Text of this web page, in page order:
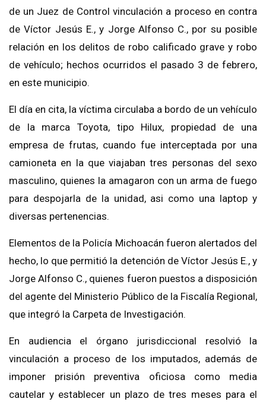
de un Juez de Control vinculación a proceso en contra
de Víctor Jesús E., y Jorge Alfonso C., por su posible
relación en los delitos de robo calificado grave y robo
de vehículo; hechos ocurridos el pasado 3 de febrero,
en este municipio.
El día en cita, la víctima circulaba a bordo de un vehículo
de la marca Toyota, tipo Hilux, propiedad de una
empresa de frutas, cuando fue interceptada por una
camioneta en la que viajaban tres personas del sexo
masculino, quienes la amagaron con un arma de fuego
para despojarla de la unidad, asi como una laptop y
diversas pertenencias.
Elementos de la Policía Michoacán fueron alertados del
hecho, lo que permitió la detención de Víctor Jesús E., y
Jorge Alfonso C., quienes fueron puestos a disposición
del agente del Ministerio Público de la Fiscalía Regional,
que integró la Carpeta de Investigación.
En audiencia el órgano jurisdiccional resolvió la
vinculación a proceso de los imputados, además de
imponer prisión preventiva oficiosa como media
cautelar y establecer un plazo de tres meses para el